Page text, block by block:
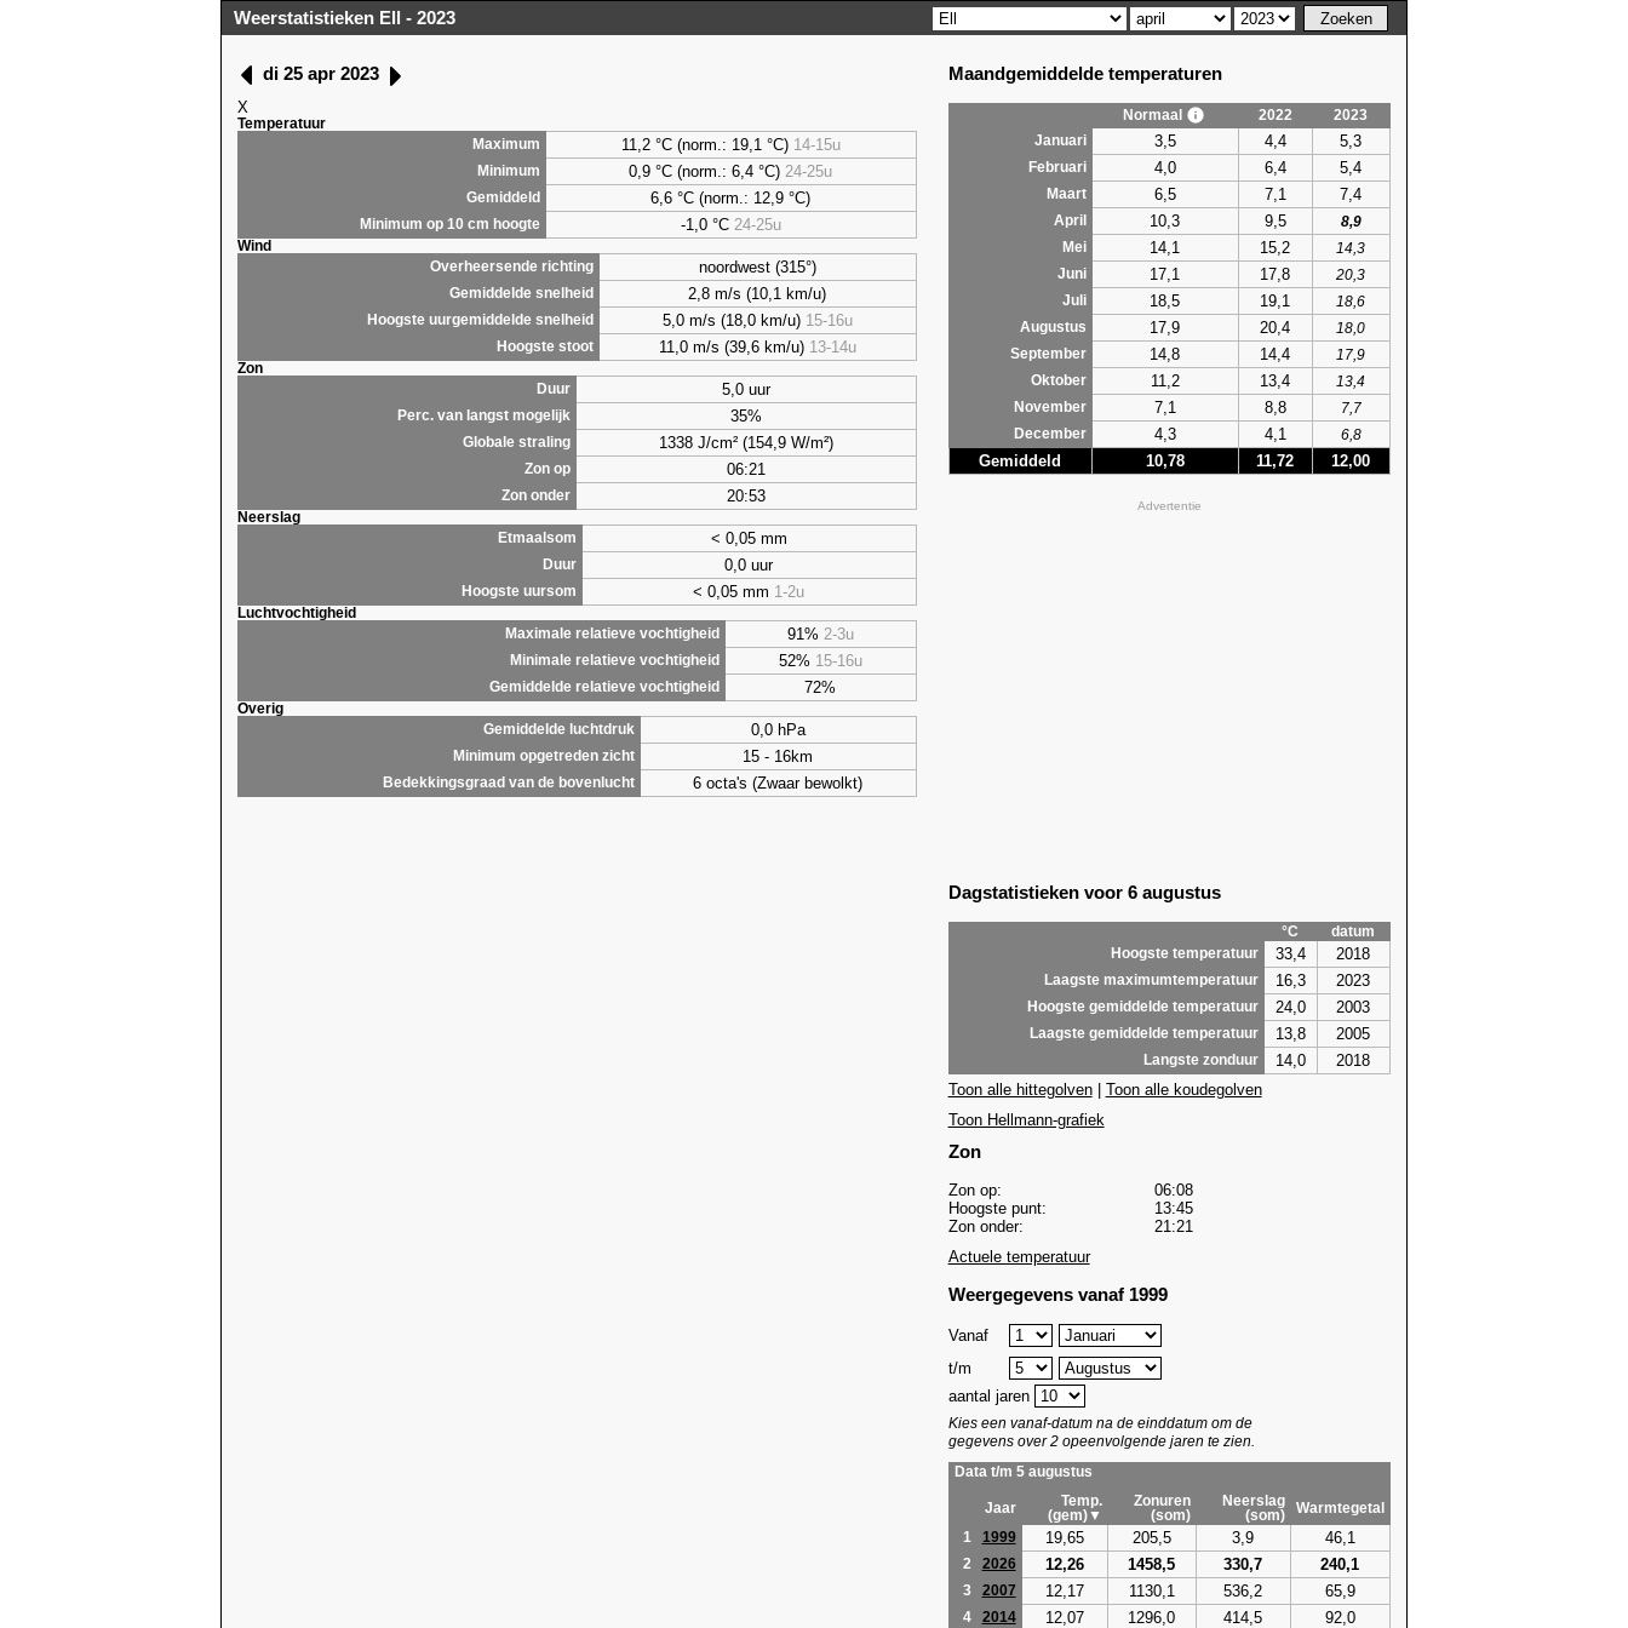
Weerstatistieken Ell - 2023
di 25 apr 2023
X
Temperatuur
Maximum
11,2 °C (norm.: 19,1 °C) 14-15u
Minimum 0,9 °C (norm.: 6,4 °C) 24-25u
Gemiddeld 6,6 °C (norm.: 12,9 °C)
Minimum op 10 cm hoogte -1,0 °C 24-25u
Wind
Overheersende richting
noordwest (315°)
Gemiddelde snelheid 2,8 m/s (10,1 km/u)
Hoogste uurgemiddelde snelheid 5,0 m/s (18,0 km/u) 15-16u
Hoogste stoot 11,0 m/s (39,6 km/u) 13-14u
Zon
Duur
5,0 uur
Perc. van langst mogelijk 35%
Globale straling 1338 J/cm² (154,9 W/m²)
Zon op 06:21
Zon onder 20:53
Neerslag
Etmaalsom
< 0,05 mm
Duur 0,0 uur
Hoogste uursom < 0,05 mm 1-2u
Luchtvochtigheid
Maximale relatieve vochtigheid
91% 2-3u
Minimale relatieve vochtigheid 52% 15-16u
Gemiddelde relatieve vochtigheid 72%
Overig
Gemiddelde luchtdruk
0,0 hPa
Minimum opgetreden zicht 15 - 16km
Bedekkingsgraad van de bovenlucht 6 octa's (Zwaar bewolkt)
Maandgemiddelde temperaturen
Normaal 2022
2023
Januari
3,5 4,4 5,3
Februari 4,0 6,4 5,4
Maart 6,5 7,1 7,4
April 10,3 9,5
8,9
Mei
14,1 15,2
14,3
Juni
17,1 17,8
20,3
Juli
18,5 19,1
18,6
Augustus
17,9 20,4
18,0
September
14,8 14,4
17,9
Oktober
11,2 13,4
13,4
November
7,1 8,8
7,7
December
4,3 4,1 6,8
Gemiddeld 10,78 11,72 12,00
Advertentie
Dagstatistieken voor 6 augustus
°C
datum
Hoogste temperatuur
33,4 2018
Laagste maximumtemperatuur 16,3 2023
Hoogste gemiddelde temperatuur 24,0 2003
Laagste gemiddelde temperatuur 13,8 2005
Langste zonduur 14,0
2018
Toon alle hittegolven| Toon alle koudegolven
Toon Hellmann-grafiek
Zon
Zon op:
06:08
Hoogste punt:
13:45
Zon onder:
21:21
Actuele temperatuur
Weergegevens vanaf 1999
Vanaf
t/m
aantal jaren
Kies een vanaf-datum na de einddatum om de
gegevens over 2 opeenvolgende jaren te zien.
Data t/m 5 augustus
Jaar
Temp.
(gem)▼
Zonuren
(som)
Neerslag
(som)
Warmtegetal
1
1999 19,65 205,5 3,9 46,1
2 2026 12,26 1458,5 330,7 240,1
3 2007 12,17 1130,1 536,2 65,9
4 2014 12,07 1296,0 414,5 92,0